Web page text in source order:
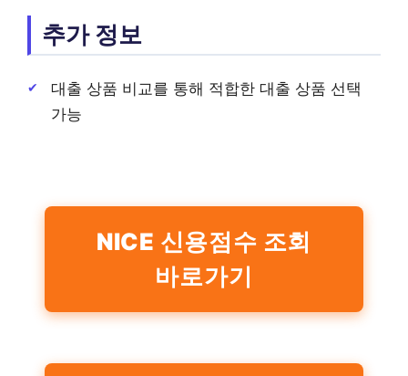
추가 정보
대출 상품 비교를 통해 적합한 대출 상품 선택
가능
NICE 신용점수 조회
바로가기